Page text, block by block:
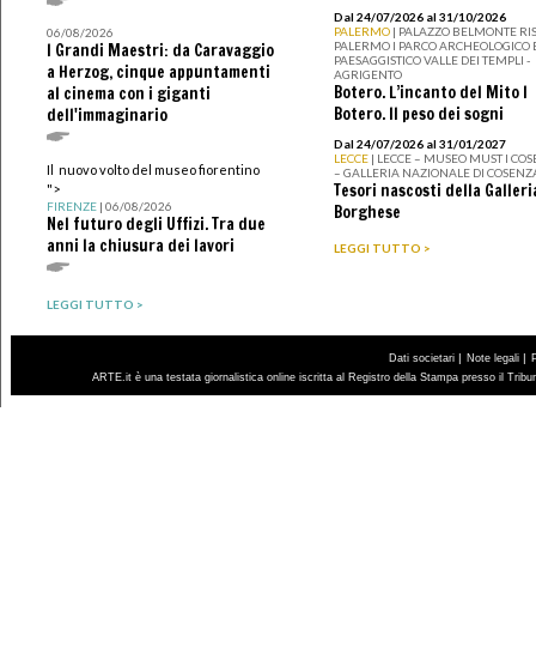
06/08/2026
I Grandi Maestri: da Caravaggio
a Herzog, cinque appuntamenti
al cinema con i giganti
dell'immaginario
Il nuovo volto del museo fiorentino
">
FIRENZE| 06/08/2026
Nel futuro degli Uffizi. Tra due
anni la chiusura dei lavori
LEGGI TUTTO >
Dal 24/07/2026 al 31/10/2026
PALERMO | PALAZZO BELMONTE
PALERMO I PARCO ARCHEOLOGICO
PAESAGGISTICO VALLE DEI TEMPLI -
AGRIGENTO
Botero. L’incanto del Mito I
Botero. Il peso dei sogni
Dal 24/07/2026 al 31/01/2027
LECCE | LECCE – MUSEO MUST I
– GALLERIA NAZIONALE DI
Tesori nascosti della
Borghese
LEGGI TUTTO >
Dati societari Note legali
ARTE.it è una testata giornalistica online iscritta al Registro della Stampa presso il